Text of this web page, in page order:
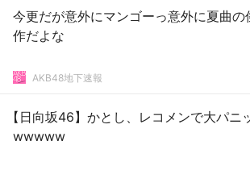
今更だが意外にマンゴーっ意外に夏曲の
作だよな
AKB48地下速報
【日向坂46】かとし、レコメンで大パニ
wwwww